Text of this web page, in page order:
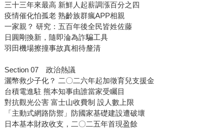
三十三年來最高 新鮮人起薪調漲百分之四
疫情催化怕孤老 熟齡族群瘋APP相親
一家親？ 研究：五百年後全民皆姓佐藤
日圓剛換新，隨即淪為詐騙工具
羽田機場擦撞事故真相待釐清
Section 07 政治熱議
灑幣救少子化？ 二〇二六年起加徵育兒支援金
台積電進駐 熊本知事由誰當家受矚目
對抗觀光公害 富士山收費制 設人數上限
「主動式網路防禦」防國家基礎建設遭破壞
日本基本財政收支，二〇二五年首現盈餘